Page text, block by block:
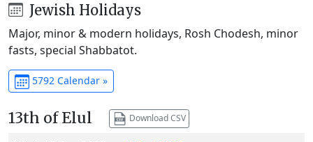
Jewish Holidays
Major, minor & modern holidays, Rosh Chodesh, minor
fasts, special Shabbatot.
5792 Calendar »
13th of Elul Download CSV